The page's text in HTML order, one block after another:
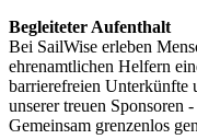
Begleiteter Aufenthalt
Bei SailWise erleben
ehrenamtlichen Helfern
barrierefreien Unterkünfte
unserer treuen Sponsoren
Gemeinsam grenzenlos